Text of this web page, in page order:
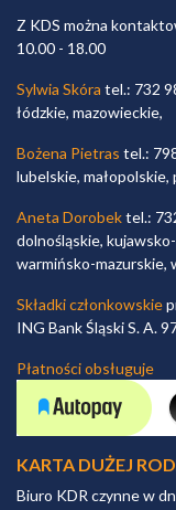
Z KDS można
10.00 - 18.00
Sylwia Skóra tel.: 732
łódzkie, mazowieckie,
Bożena Pietras tel.:
lubelskie,
Aneta Dorobektel.:
dolnośląskie,
warmińsko-mazurskie,
Składki członkowskie
ING Bank Śląski S. A.
Płatności obsługuje
KARTA DUŻEJ
Biuro KDR czynne w